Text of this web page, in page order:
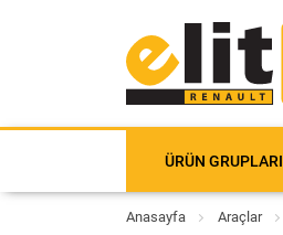
ÜRÜN GRUPLARI
Anasayfa Araçlar